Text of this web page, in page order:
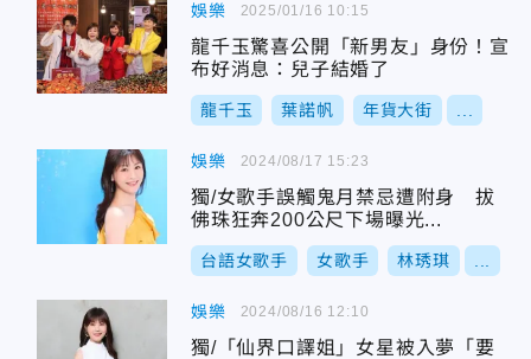
娛樂
龍千玉驚喜公開「新男友」身份！宣
布好消息：兒子結婚了
龍千玉 葉諾帆 年貨大街
2025/01/16 10:15
娛樂
獨/女歌手誤觸鬼月禁忌遭附身 拔
佛珠狂奔200公尺下場曝光...
台語女歌手 女歌手 林琇琪
2024/08/17 15:23
娛樂
獨/「仙界口譯姐」女星被入夢「要
2024/08/16 12:10